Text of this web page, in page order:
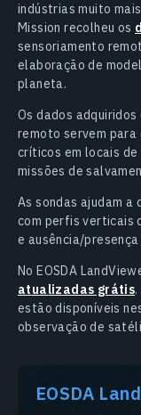
indústrias muito
Mission recolheu os
sensoriamento
elaboração de
planeta.
Os dados
remoto servem
críticos em locais
missões de
As sondas ajudam
com perfis verticais
e ausência/presença
No EOSDA
atualizadas grátis
estão disponíveis
observação de
EOSDA